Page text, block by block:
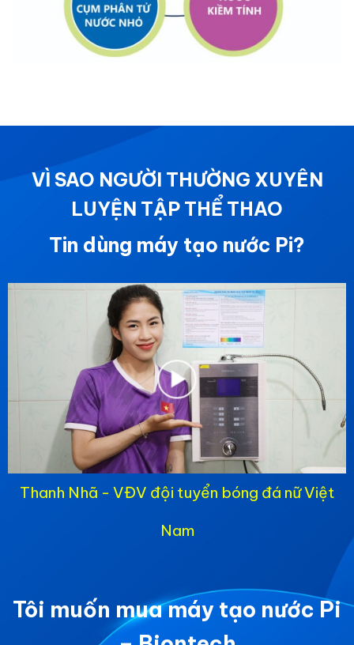
VÌ SAO NGƯỜI THƯỜNG XUYÊN
LUYỆN TẬP THỂ THAO
Tin dùng máy tạo nước Pi?
Thanh Nhã - VĐV đội tuyển bóng đá nữ Việt
Nam
Tôi muốn mua máy tạo nước Pi